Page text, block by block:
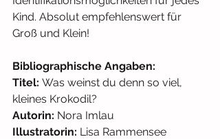
Kind. Absolut empfehlenswert für
Groß und Klein!
Bibliographische Angaben:
Titel: Was weinst du denn so viel,
kleines Krokodil?
Autorin: Nora Imlau
Illustratorin: Lisa Rammensee